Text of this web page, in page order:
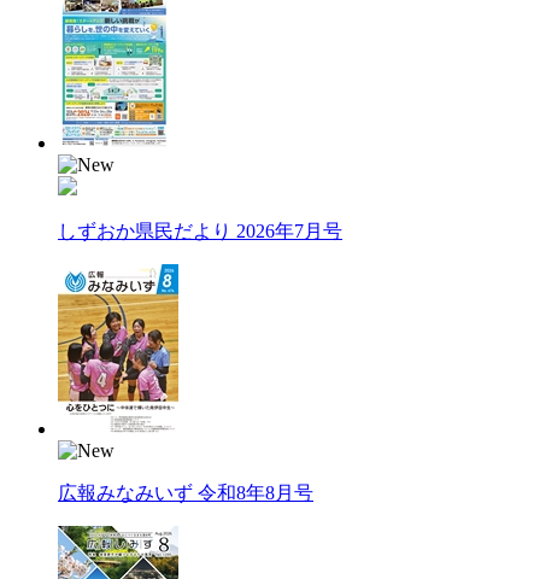
しずおか県民だより 2026年7月号
広報みなみいず 令和8年8月号